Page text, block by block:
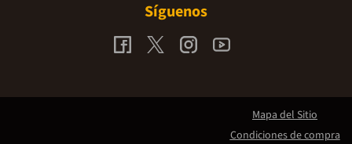
Síguenos
Mapa del Sitio
Condiciones de compra